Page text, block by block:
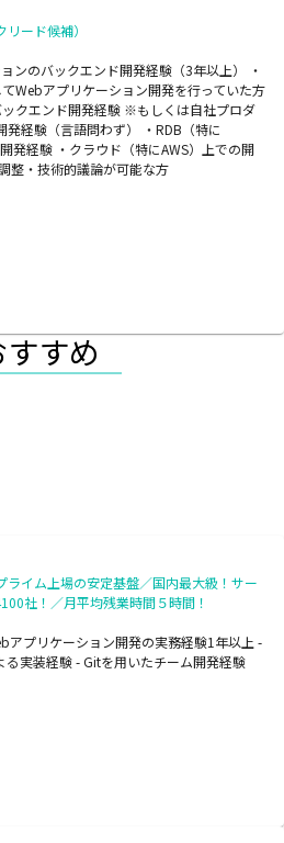
ード候補）
ンのバックエンド開発経験（3年以上） ・
Webアプリケーション開発を行っていた方
クエンド開発経験 ※もしくは自社プロダ
経験（言語問わず） ・RDB（特に
発経験 ・クラウド（特にAWS）上での開
整・技術的議論が可能な方
すめ
ライム上場の安定基盤／国内最大級！サー
社！／月平均残業時間５時間！
アプリケーション開発の実務経験1年以上 -
る実装経験 - Gitを用いたチーム開発経験